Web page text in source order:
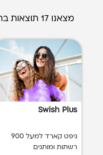
מצאנו 17 תוצאות בתמריץ לשותפים עסקיים
Swish Plus
גיפט קארד למעל 900
רשתות ומותגים